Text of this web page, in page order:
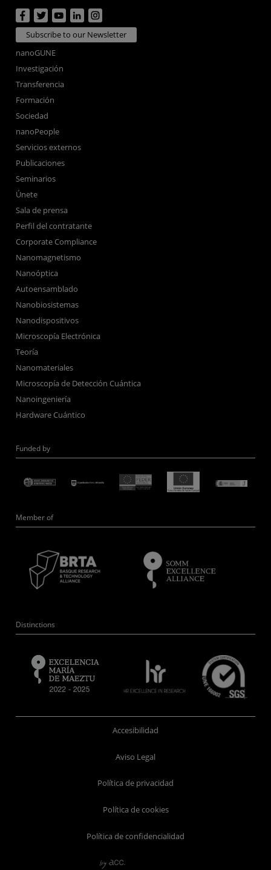
Subscribe to our Newsletter
nanoGUNE
Investigación
Transferencia
Formación
Sociedad
nanoPeople
Servicios externos
Publicaciones
Seminarios
Únete
Sala de prensa
Perfil del contratante
Corporate Compliance
Nanomagnetismo
Nanoóptica
Autoensamblado
Nanobiosistemas
Nanodispositivos
Microscopía Electrónica
Teoría
Nanomateriales
Microscopía de Detección Cuántica
Nanoingeniería
Hardware Cuántico
Funded by
Member of
Distinctions
Accesibilidad
Aviso Legal
Política de privacidad
Política de cookies
Política de confidencialidad